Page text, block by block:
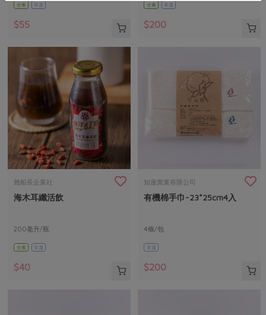
全素 常溫
$55
全素 常溫
$200
翹船長企業社
海木耳纖活飲
200毫升/瓶
全素 常溫
$40
知蓮實業有限公司
有機棉手巾-23*25cm4入
4條/包
常溫
$200